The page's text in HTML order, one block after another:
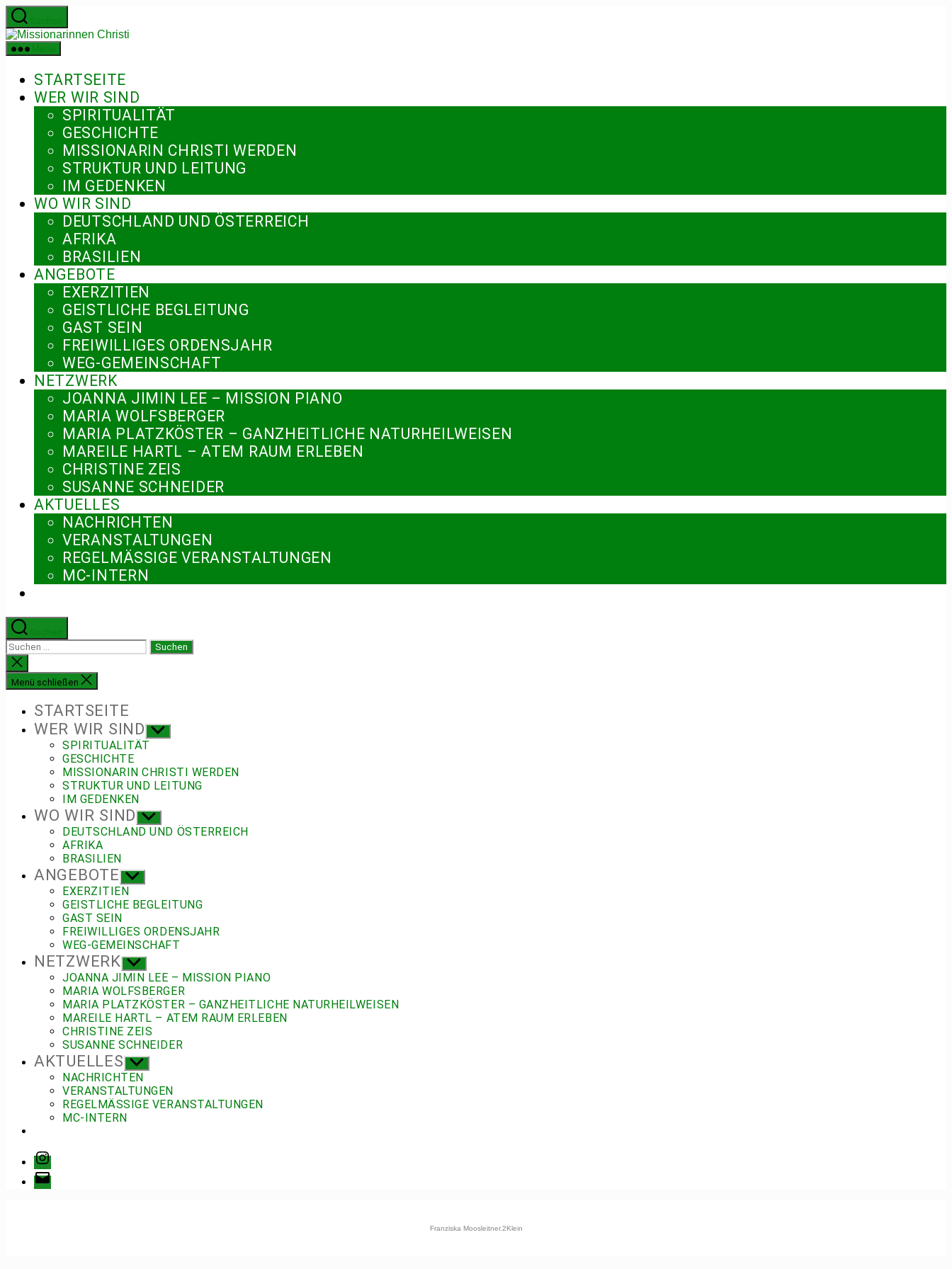
Zum
Inhalt
springen
STARTSEITE
WER WIR SIND
SPIRITUALITÄT
GESCHICHTE
MISSIONARIN CHRISTI WERDEN
STRUKTUR UND LEITUNG
IM GEDENKEN
WO WIR SIND
DEUTSCHLAND UND ÖSTERREICH
AFRIKA
BRASILIEN
ANGEBOTE
EXERZITIEN
GEISTLICHE BEGLEITUNG
GAST SEIN
FREIWILLIGES ORDENSJAHR
WEG-GEMEINSCHAFT
NETZWERK
JOANNA JIMIN LEE – MISSION PIANO
MARIA WOLFSBERGER
MARIA PLATZKÖSTER – GANZHEITLICHE NATURHEILWEISEN
MAREILE HARTL – ATEM RAUM ERLEBEN
CHRISTINE ZEIS
SUSANNE SCHNEIDER
AKTUELLES
NACHRICHTEN
VERANSTALTUNGEN
REGELMÄSSIGE VERANSTALTUNGEN
MC-INTERN
Suchen
nach:
Suche
schließen
Menü schließen
STARTSEITE
WER WIR SIND
Untermenü
anzeigen
SPIRITUALITÄT
GESCHICHTE
MISSIONARIN CHRISTI WERDEN
STRUKTUR UND LEITUNG
IM GEDENKEN
WO WIR SIND Untermenü
anzeigen
DEUTSCHLAND UND ÖSTERREICH
AFRIKA
BRASILIEN
ANGEBOTE
Untermenü
anzeigen
EXERZITIEN
GEISTLICHE BEGLEITUNG
GAST SEIN
FREIWILLIGES ORDENSJAHR
WEG-GEMEINSCHAFT
NETZWERK Untermenü
anzeigen
JOANNA JIMIN LEE – MISSION PIANO
MARIA WOLFSBERGER
MARIA PLATZKÖSTER – GANZHEITLICHE NATURHEILWEISEN
MAREILE HARTL – ATEM RAUM ERLEBEN
CHRISTINE ZEIS
SUSANNE SCHNEIDER
AKTUELLES
Untermenü
anzeigen
NACHRICHTEN
VERANSTALTUNGEN
REGELMÄSSIGE VERANSTALTUNGEN
MC-INTERN
Instagram
E-
Mail
Franziska Moosleitner.2Klein